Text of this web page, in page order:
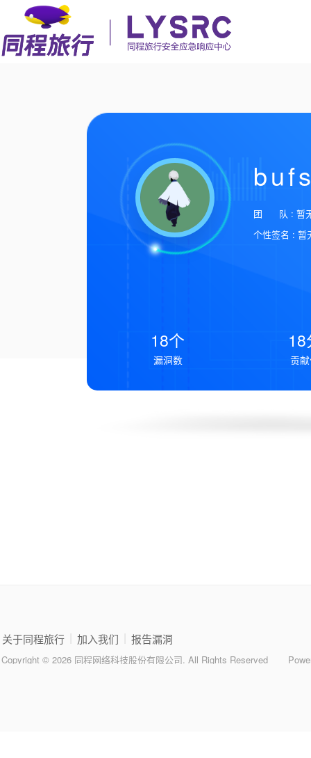
团 队 : 暂
个性签名 : 暂
18个
漏洞数
18
贡
关于同程旅行 加入我们 报告漏洞
Copyright © 2026 同程网络科技股份有限公司. All Rights Reserved